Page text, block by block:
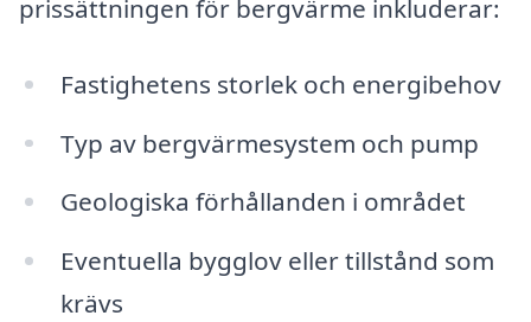
prissättningen för bergvärme inkluderar:
Fastighetens storlek och energibehov
Typ av bergvärmesystem och pump
Geologiska förhållanden i området
Eventuella bygglov eller tillstånd som
krävs